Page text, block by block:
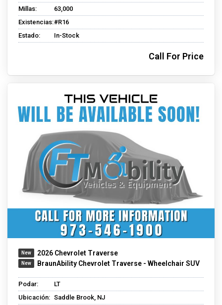
Millas:
63,000
Existencias:#R16
Estado:
In-Stock
Call For Price
2026 Chevrolet Traverse
BraunAbility Chevrolet Traverse - Wheelchair SUV
Podar:
LT
Ubicación: Saddle Brook, NJ